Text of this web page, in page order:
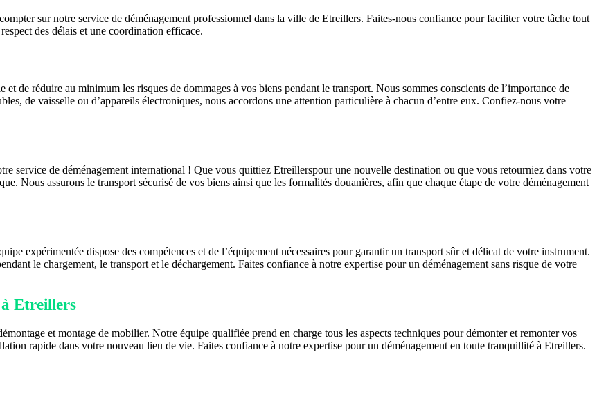
sur notre service de déménagement professionnel dans la ville de Etreillers. Faites-nous confiance pour faciliter votre tâche tout
des délais et une coordination efficace.
de réduire au minimum les risques de dommages à vos biens pendant le transport. Nous sommes conscients de l’importance de
de vaisselle ou d’appareils électroniques, nous accordons une attention particulière à chacun d’entre eux. Confiez-nous votre
service de déménagement international ! Que vous quittiez Etreillerspour une nouvelle destination ou que vous retourniez dans votre
Nous assurons le transport sécurisé de vos biens ainsi que les formalités douanières, afin que chaque étape de votre déménagement
expérimentée dispose des compétences et de l’équipement nécessaires pour garantir un transport sûr et délicat de votre instrument.
le chargement, le transport et le déchargement. Faites confiance à notre expertise pour un déménagement sans risque de votre
Etreillers
et montage de mobilier. Notre équipe qualifiée prend en charge tous les aspects techniques pour démonter et remonter vos
rapide dans votre nouveau lieu de vie. Faites confiance à notre expertise pour un déménagement en toute tranquillité à Etreillers.